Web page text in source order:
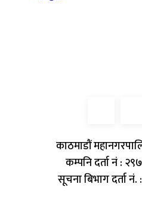
काठमाडौं
कम्पनि दर्ता नं :
सूचना बिभाग दर्ता